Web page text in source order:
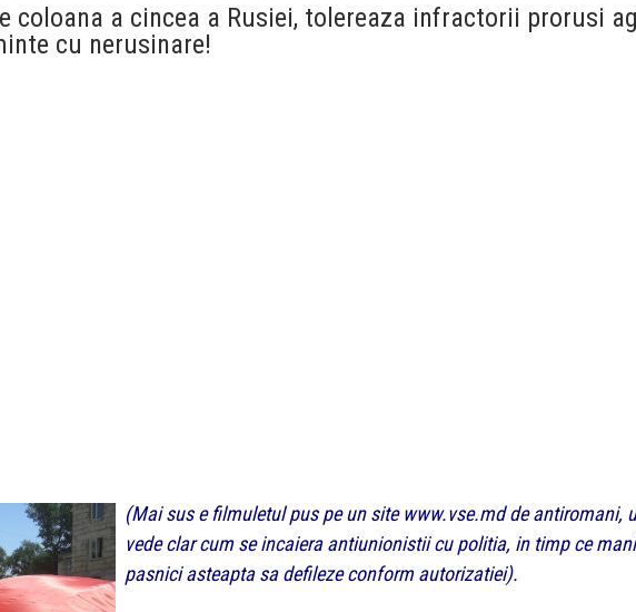
coloana a cincea a Rusiei, tolereaza infractorii prorusi
cu nerusinare!
(Mai sus e filmuletul pus pe un site www.vse.md de antiromani,
vede clar cum se incaiera antiunionistii cu politia, in timp ce
pasnici asteapta sa defileze conform autorizatiei).